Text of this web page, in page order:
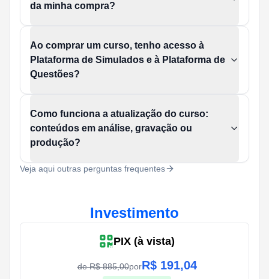
da minha compra?
Ao comprar um curso, tenho acesso à
Plataforma de Simulados e à Plataforma de
Questões?
Como funciona a atualização do curso:
conteúdos em análise, gravação ou
produção?
Veja aqui outras perguntas frequentes
Investimento
PIX (à vista)
de R$885,00porR$ 191,04